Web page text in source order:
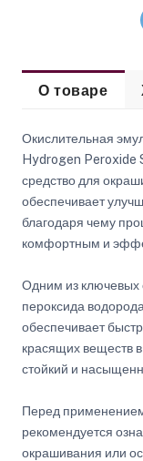
О товаре
Окислительная
Hydrogen Peroxide
средство для
обеспечивает
благодаря чему
комфортным и
Одним из ключевых
пероксида
обеспечивает
красящих веществ в
стойкий и
Перед
рекомендуется
окрашивания или